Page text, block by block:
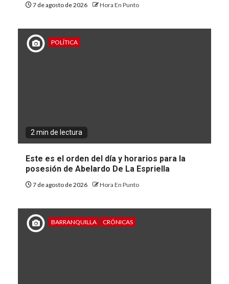
7 de agosto de 2026 Hora En Punto
POLÍTICA
2 min de lectura
Este es el orden del día y horarios para la
posesión de Abelardo De La Espriella
7 de agosto de 2026 Hora En Punto
BARRANQUILLA CRÓNICAS